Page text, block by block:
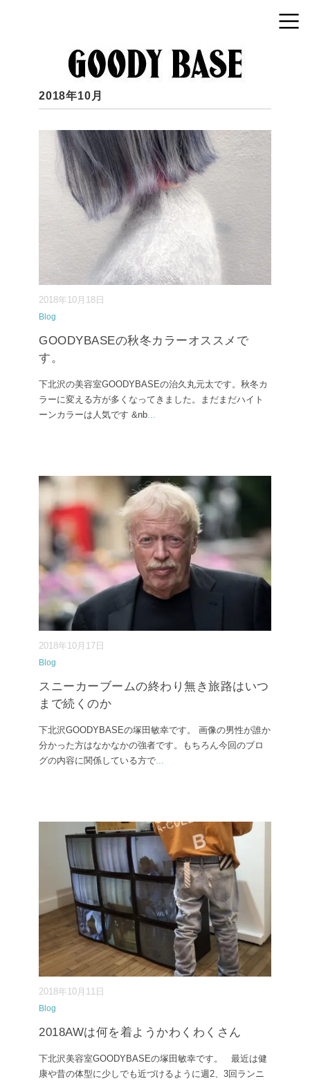
2018年10月
2018年10月18日
Blog
GOODYBASEの秋冬カラーオススメで
す。
下北沢の美容室GOODYBASEの治久丸元太です。秋冬カ
ラーに変える方が多くなってきました。まだまだハイト
ーンカラーは人気です &nb...
2018年10月17日
Blog
スニーカーブームの終わり無き旅路はいつ
まで続くのか
下北沢GOODYBASEの塚田敏幸です。 画像の男性が誰か
分かった方はなかなかの強者です。もちろん今回のブロ
グの内容に関係している方で...
2018年10月11日
Blog
2018AWは何を着ようかわくわくさん
下北沢美容室GOODYBASEの塚田敏幸です。 最近は健
康や昔の体型に少しでも近づけるように週2、3回ランニ